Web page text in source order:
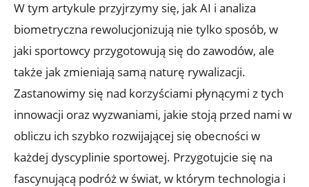
W tym artykule przyjrzymy się, jak AI i analiza
biometryczna rewolucjonizują nie tylko sposób, w
jaki sportowcy przygotowują się do zawodów, ale
także jak zmieniają samą naturę rywalizacji.
Zastanowimy się nad korzyściami płynącymi z tych
innowacji oraz wyzwaniami, jakie stoją przed nami w
obliczu ich szybko rozwijającej się obecności w
każdej dyscyplinie sportowej. Przygotujcie się na
fascynującą podróż w świat, w którym technologia i